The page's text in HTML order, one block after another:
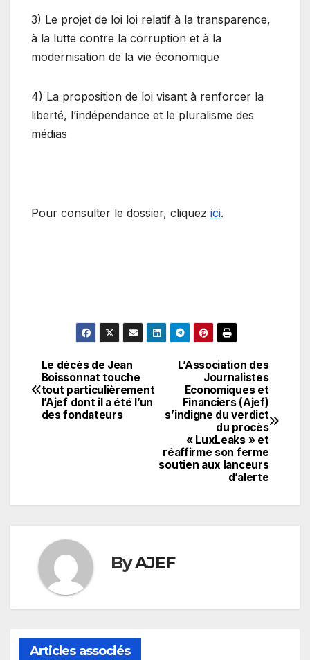
3) Le projet de loi loi relatif à la transparence,
à la lutte contre la corruption et à la
modernisation de la vie économique
4) La proposition de loi visant à renforcer la
liberté, l’indépendance et le pluralisme des
médias
Pour consulter le dossier, cliquez ici.
Navigation
de
L’Association des
Journalistes
Economiques et
Financiers (Ajef)
s’indigne du verdict
du procès
« LuxLeaks » et
réaffirme son ferme
soutien aux lanceurs
d’alerte
Le décès de Jean
Boissonnat touche
tout particulièrement
l’Ajef dont il a été l’un
des fondateurs
ByAJEF
Articles associés